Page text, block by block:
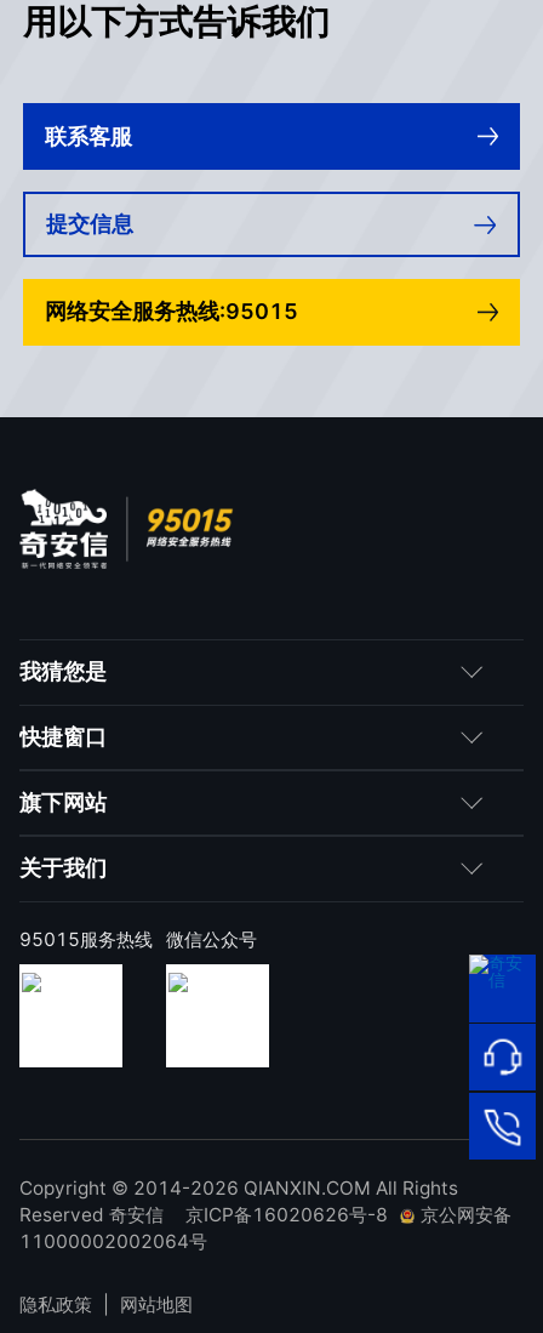
95015
网络安
全服务
热线
在线客
用以下方式告诉我们
联系客服
提交信息
网络安全服务热线:95015
我猜您是
客户
合作伙伴
求职者
快捷窗口
如何购买
产品注册与激活
样本上报
奇安信天守安全软件
旗下网站
网神
技术研究院
补天漏洞响应平台
关于我们
公司简介
公司新闻
进出口合规声明
95015服务热线 微信公众号
Copyright © 2014-2026 QIANXIN.COM All Rights
Reserved 奇安信
京ICP备16020626号-8
京公网安备
11000002002064号
隐私政策 网站地图